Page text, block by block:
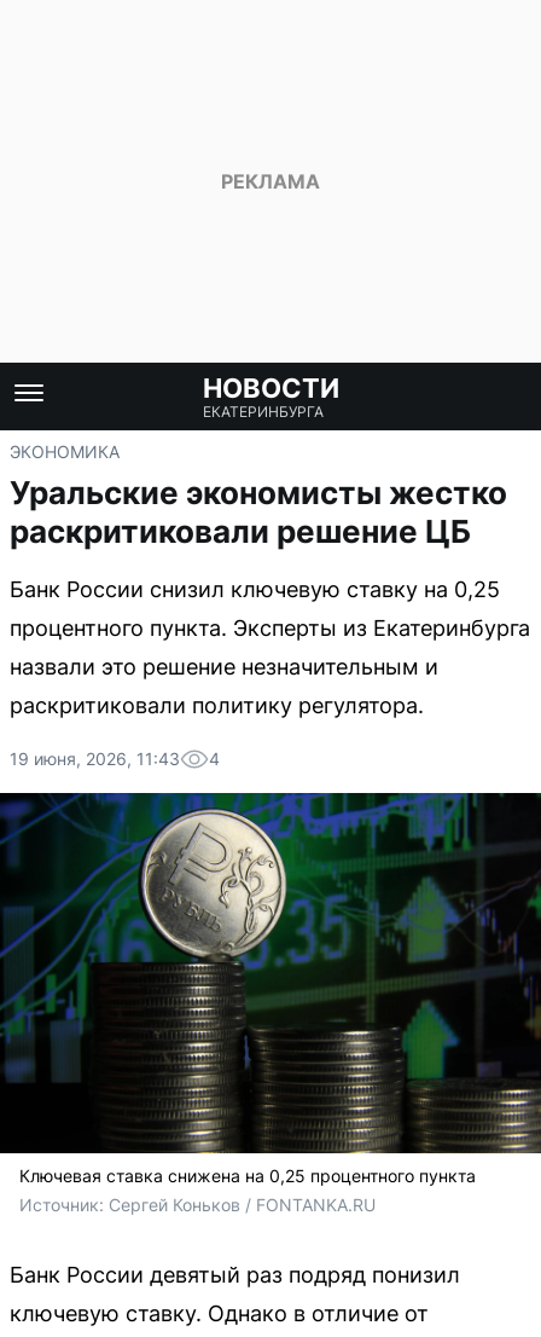
НОВОСТИ
ЕКАТЕРИНБУРГА
ЭКОНОМИКА
Уральские экономисты жестко
раскритиковали решение ЦБ
Банк России снизил ключевую ставку на 0,25
процентного пункта. Эксперты из Екатеринбурга
назвали это решение незначительным и
раскритиковали политику регулятора.
19 июня, 2026, 11:43 4
Ключевая ставка снижена на 0,25 процентного пункта
Источник: Сергей Коньков / FONTANKA.RU
Банк России девятый раз подряд понизил
ключевую ставку. Однако в отличие от